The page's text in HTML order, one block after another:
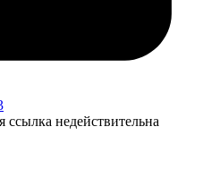
недействительна